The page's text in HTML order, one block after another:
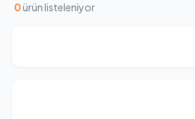
0 ürün listeleniyor